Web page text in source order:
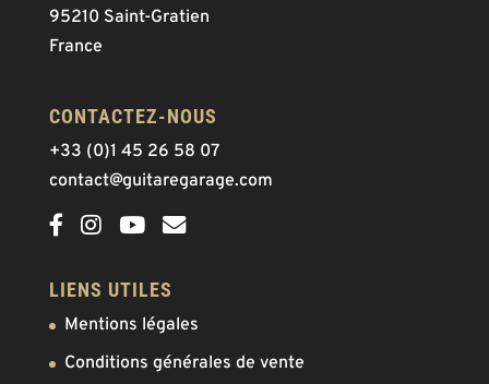
95210 Saint-Gratien
France
CONTACTEZ-NOUS
+33 (0)1 45 26 58 07
contact@guitaregarage.com
LIENS UTILES
Mentions légales
Conditions générales de vente